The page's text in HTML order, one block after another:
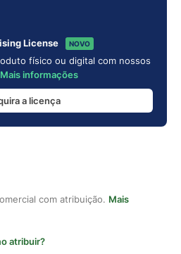
License NOVO
físico ou digital com nossos
Mais informações
a licença
com atribuição. Mais
atribuir?